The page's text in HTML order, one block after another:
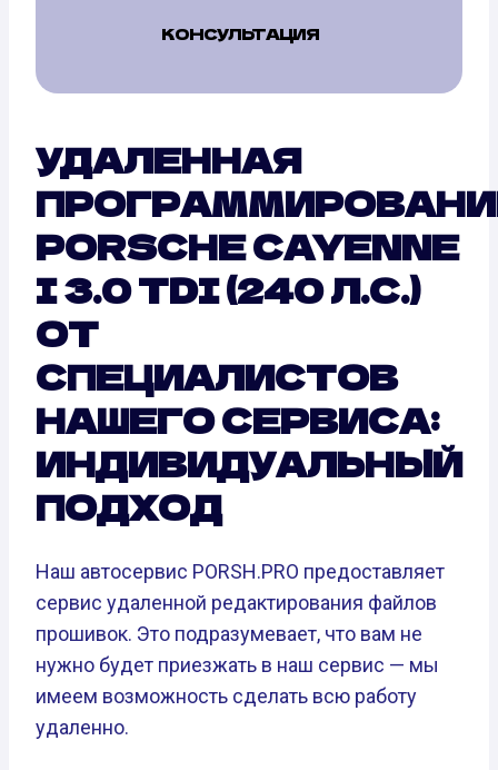
КОНСУЛЬТАЦИЯ
УДАЛЕННАЯ
PORSCHE CAYENNE
I 3.0 TDI (240 Л.С.)
ОТ
СПЕЦИАЛИСТОВ
НАШЕГО СЕРВИСА:
ИНДИВИДУАЛЬНЫЙ
ПОДХОД
Наш автосервис PORSH.PRO предоставляет
сервис удаленной редактирования файлов
прошивок. Это подразумевает, что вам не
нужно будет приезжать в наш сервис — мы
имеем возможность сделать всю работу
удаленно.